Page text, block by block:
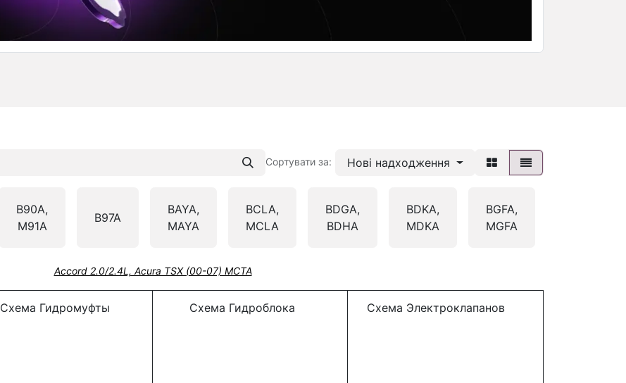
Сортувати за: Нові надходження
B90A,
M91A
B97A
BAYA,
MAYA
BCLA,
MCLA
BDGA,
BDHA
BDKA,
MDKA
BGFA,
MGFA
Accord 2.0/2.4L, Acura TSX (00-07) MCTA
Схема Гидромуфты Схема Гидроблока Схема Электроклапанов